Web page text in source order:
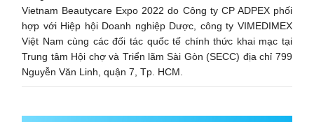
Vietnam Beautycare Expo 2022 do Công ty CP ADPEX phối
hợp với Hiệp hội Doanh nghiệp Dược, công ty VIMEDIMEX
Việt Nam cùng các đối tác quốc tế chính thức khai mạc tại
Trung tâm Hội chợ và Triển lãm Sài Gòn (SECC) địa chỉ 799
Nguyễn Văn Linh, quận 7, Tp. HCM.